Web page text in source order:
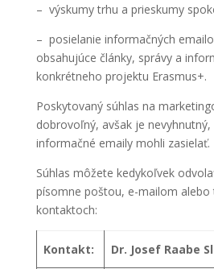
– výskumy trhu a prieskumy
– posielanie informačných
obsahujúce články, správy a
konkrétneho projektu Erasmus+.
Poskytovaný súhlas na
dobrovoľný, avšak je nevyhnutný,
informačné emaily mohli zasielať.
Súhlas môžete kedykoľvek
písomne poštou, e-mailom alebo
kontaktoch:
Kontakt: Dr. Josef Raabe